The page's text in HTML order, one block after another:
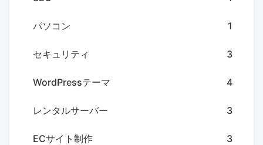
パソコン 1
セキュリティ 3
WordPressテーマ 4
レンタルサーバー 3
ECサイト制作 3